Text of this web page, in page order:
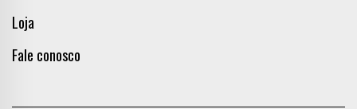
Loja
Fale conosco